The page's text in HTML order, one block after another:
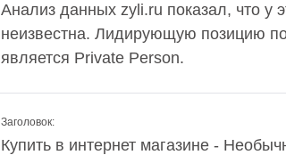
Анализ данных zyli.ru показал, что у
неизвестна. Лидирующую позицию
является Private Person.
Заголовок:
Купить в интернет магазине -